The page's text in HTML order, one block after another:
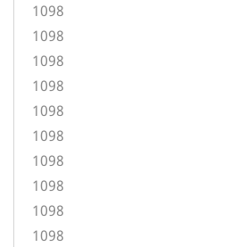
1098
1098
1098
1098
1098
1098
1098
1098
1098
1098